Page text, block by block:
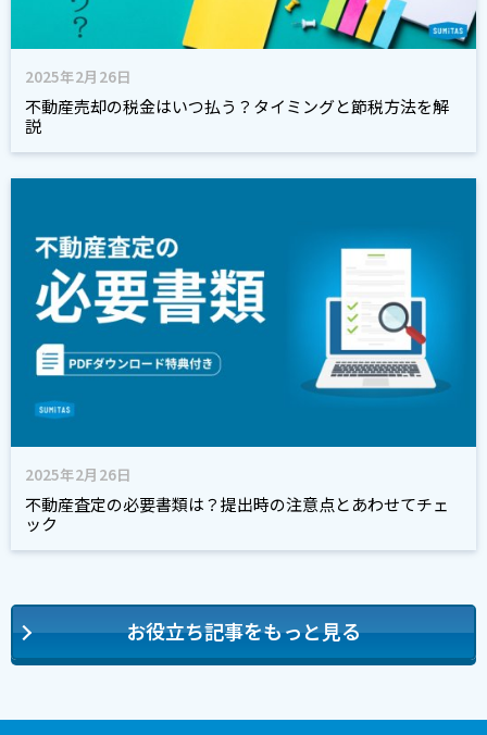
2025年2月26日
不動産売却の税金はいつ払う？タイミングと節税方法を解
説
2025年2月26日
不動産査定の必要書類は？提出時の注意点とあわせてチェ
ック
お役立ち記事をもっと見る